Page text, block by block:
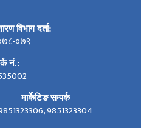
विभाग दर्ता:
०७९
नं.:
मार्केटिङ सम्पर्क
9851323304